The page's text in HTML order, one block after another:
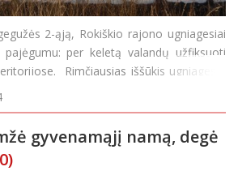
2-ąją, Rokiškio rajono ugniagesiai
per keletą valandų užfiksuoti
Rimčiausias iššūkis ugniagesių
apie gaisrą gautas dar pr
gyvenamąjį namą, degė